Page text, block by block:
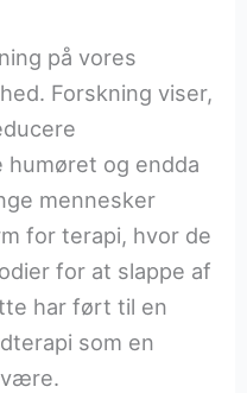
på vores
Forskning viser,
og endda
mennesker
for terapi, hvor de
for at slappe af
har ført til en
som en